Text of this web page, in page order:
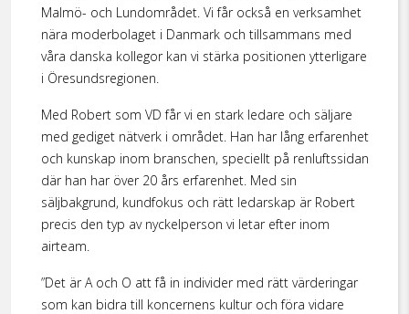
Malmö- och Lundområdet. Vi får också en verksamhet
nära moderbolaget i Danmark och tillsammans med
våra danska kollegor kan vi stärka positionen ytterligare
i Öresundsregionen.
Med Robert som VD får vi en stark ledare och säljare
med gediget nätverk i området. Han har lång erfarenhet
och kunskap inom branschen, speciellt på renluftssidan
där han har över 20 års erfarenhet. Med sin
säljbakgrund, kundfokus och rätt ledarskap är Robert
precis den typ av nyckelperson vi letar efter inom
airteam.
”Det är A och O att få in individer med rätt värderingar
som kan bidra till koncernens kultur och föra vidare